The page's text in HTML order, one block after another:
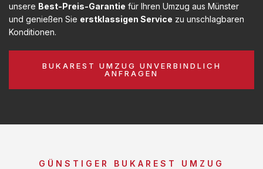
unsere Best-Preis-Garantie für Ihren Umzug aus Münster
und genießen Sie erstklassigen Service zu unschlagbaren
Konditionen.
BUKAREST UMZUG UNVERBINDLICH
ANFRAGEN
GÜNSTIGER BUKAREST UMZUG